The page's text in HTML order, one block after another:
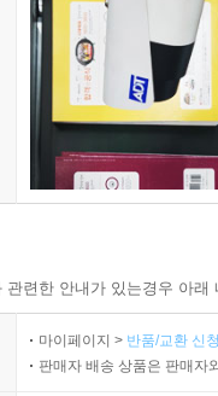
전망
의 관본위(官本位) 체제’
도 체제의 재등장?
의 ‘질식 상태’와 ‘정체된
속될 것인가?
. 그리고 국유자산과 국유
제 올 것인가?”
의 미래
통제 기제의 평가와 전
라고 저자는 전망한다.
민주화가 실현될 수 있을
이해하기란 근본적으로
련한 안내가 있는경우 아
마이페이지 > 반품/교환 신
판매자 배송 상품은 판매자